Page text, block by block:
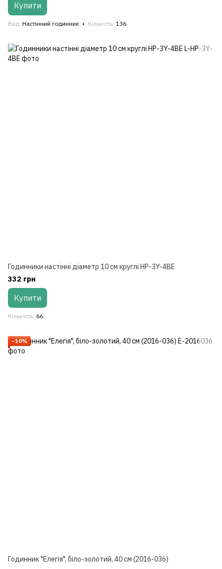
Купити
Вид Настінний годинник Кількість 136
Годинники настінні діаметр 10 см круглі HP-3Y-4BE
332 грн
Купити
Кількість 66
−10%
Годинник "Елегія", біло-золотий, 40 см (2016-036)